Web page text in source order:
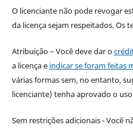
O licenciante não pode revogar
da licença sejam respeitados. Os
Atribuição – Você deve dar o
a licença e indicar se foram feitas
várias formas sem, no entanto,
licenciante) tenha aprovado o
Sem restrições adicionais - Você